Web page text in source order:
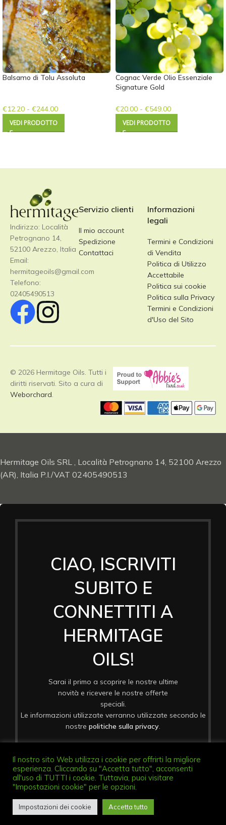
Balsamo di Tolu Assoluta
€12.20 - €244.00
VEDI PRODOTTO
Cognac Verde Olio Essenziale
Signature Gold
€20.00 - €549.00
VEDI PRODOTTO
Indirizzo: Località
Petrognano 14,
52100 Arezzo, Italia
Email:
hermitageoils@gmail.com
Telefono:
02405490513
Servizio clienti
Il mio account
Spedizione
Contattaci
Informazioni
legali
Termini e Condizioni
di Vendita
Politica di Utilizzo
Accettabile
Politica sui cookie
Politica sulla Privacy
Termini e Condizioni
d'Uso del Sito
© 2026 Hermitage Oils. Tutti i
diritti riservati. Sito a cura di
Weborchard
Hermitage Oils SRL , Località Petrognano 14, 52100 Arezzo
(AR), Italia P.I./VAT 02405490513
CIAO, ISCRIVITI
SUBITO E
CONNETTITI A
HERMITAGE
OILS!
Sarai il primo a scoprire le nostre ultime
novità e ricevere le nostre offerte
speciali.
Le informazioni utilizzate verranno utilizzate secondo le
nostre politiche sulla privacy
Il nostro sito Web utilizza i cookie per offrirti la migliore
esperienza. Cliccando su "Accetta tutto", acconsenti
all'uso di TUTTI i cookie. Tuttavia, puoi visitare
"Impostazioni cookie" per le opzioni.
Impostazioni dei cookie Accetta tutto
Diritto di Recesso